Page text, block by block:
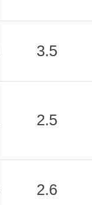
3.5
2.5
2.6